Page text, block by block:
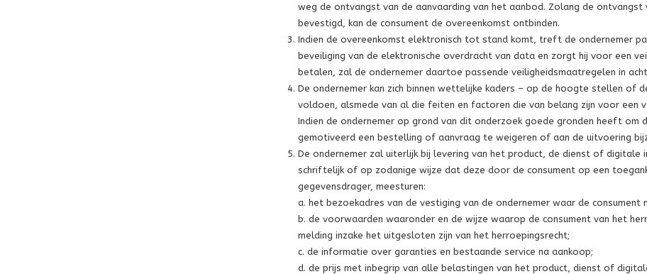
weg de ontvangst van de aanvaarding van het aanbod. Zolang de
bevestigd, kan de consument de overeenkomst ontbinden.
Indien de overeenkomst elektronisch tot stand komt, treft de ondernemer
beveiliging van de elektronische overdracht van data en zorgt hij voor een
betalen, zal de ondernemer daartoe passende veiligheidsmaatregelen in acht
De ondernemer kan zich binnen wettelijke kaders – op de hoogte stellen of
voldoen, alsmede van al die feiten en factoren die van belang zijn voor een
Indien de ondernemer op grond van dit onderzoek goede gronden heeft om
gemotiveerd een bestelling of aanvraag te weigeren of aan de uitvoering
De ondernemer zal uiterlijk bij levering van het product, de dienst of digitale
schriftelijk of op zodanige wijze dat deze door de consument op een
gegevensdrager, meesturen:
a. het bezoekadres van de vestiging van de ondernemer waar de consument
b. de voorwaarden waaronder en de wijze waarop de consument van het
melding inzake het uitgesloten zijn van het herroepingsrecht;
c. de informatie over garanties en bestaande service na aankoop;
d. de prijs met inbegrip van alle belastingen van het product, dienst of